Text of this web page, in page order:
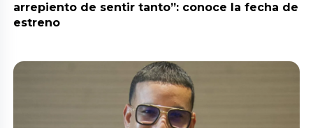
arrepiento de sentir tanto”: conoce la fecha de
estreno